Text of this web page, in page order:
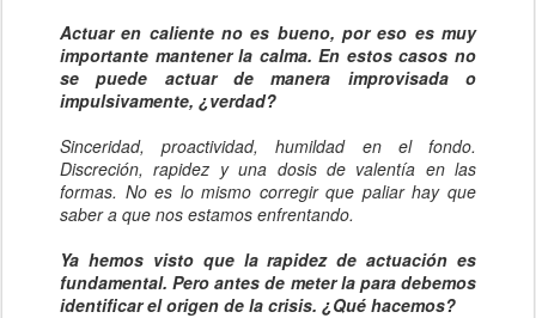
Actuar en caliente no es bueno, por eso es muy
importante mantener la calma. En estos casos no
se puede actuar de manera improvisada o
impulsivamente, ¿verdad?
Sinceridad, proactividad, humildad en el fondo.
Discreción, rapidez y una dosis de valentía en las
formas. No es lo mismo corregir que paliar hay que
saber a que nos estamos enfrentando.
Ya hemos visto que la rapidez de actuación es
fundamental. Pero antes de meter la para debemos
identificar el origen de la crisis. ¿Qué hacemos?